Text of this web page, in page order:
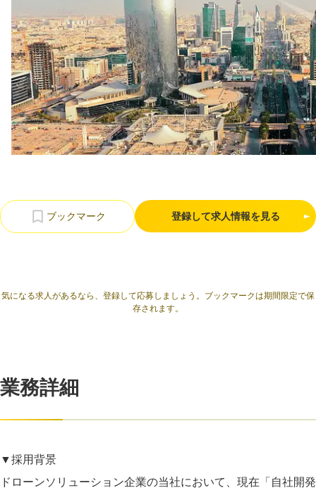
お問い合わせ
法人向け資料ダウンロード
/採用検討企業様へ
登録して求人情報を見る
気になる求人があるなら、登録して応募しましょう。ブックマークは期間限定で保
存されます。
業務詳細
▼採用背景
ドローンソリューション企業の当社において、現在「自社開発